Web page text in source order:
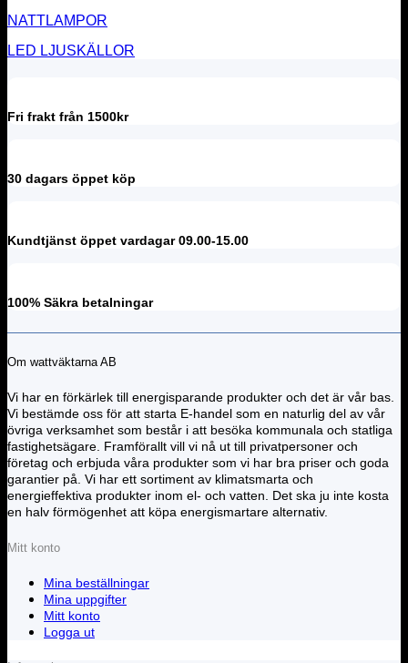
NATTLAMPOR
LED LJUSKÄLLOR
Fri frakt från 1500kr
30 dagars öppet köp
Kundtjänst öppet vardagar 09.00-15.00
100% Säkra betalningar
Om wattväktarna AB
Vi har en förkärlek till energisparande produkter och det är vår bas.
Vi bestämde oss för att starta E-handel som en naturlig del av vår
övriga verksamhet som består i att besöka kommunala och statliga
fastighetsägare. Framförallt vill vi nå ut till privatpersoner och
företag och erbjuda våra produkter som vi har bra priser och goda
garantier på. Vi har ett sortiment av klimatsmarta och
energieffektiva produkter inom el- och vatten. Det ska ju inte kosta
en halv förmögenhet att köpa energismartare alternativ.
Mitt konto
Mina beställningar
Mina uppgifter
Mitt konto
Logga ut